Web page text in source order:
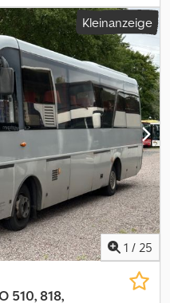
, Reifengröße:315/80
ABS, Klimaanlage,
hin, dass sich auf der
Es wird darauf hingewiesen,
Herkunft sind. Beim
für die Nationalisierung
Dsdpfsynmaxex Ab Ujkr Das
oder Sie können Ihr
Verhandlung starten.
Kleinanzeige
1 / 25
510, 818,